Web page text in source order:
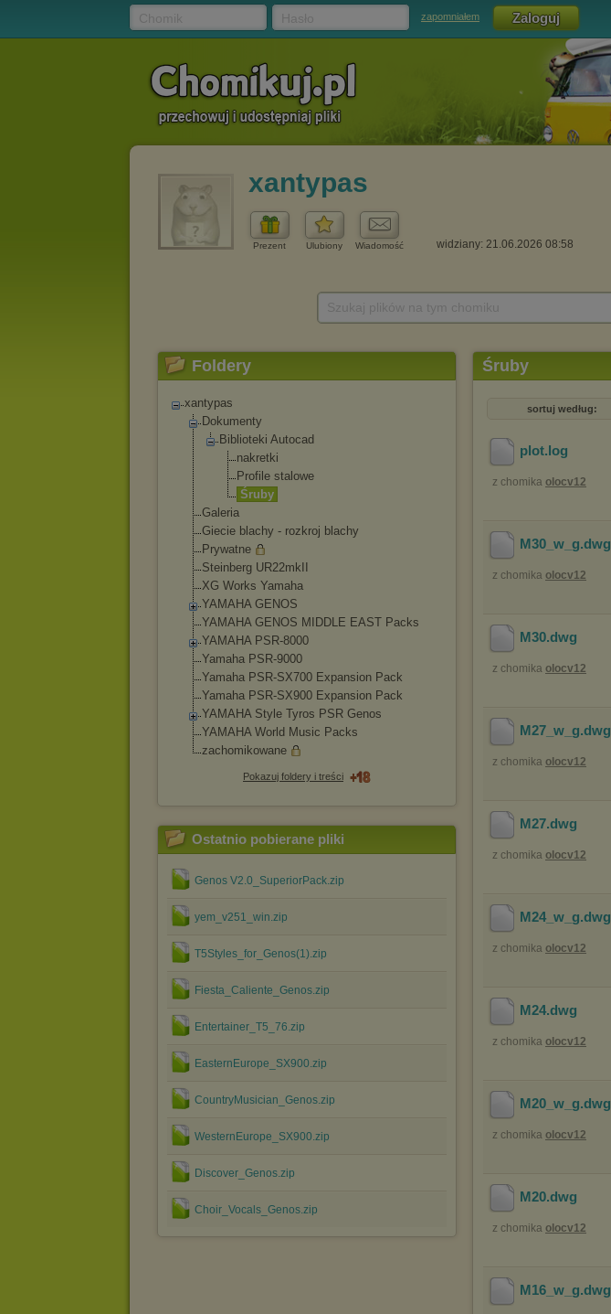
zapomniałem
xantypas
Prezent Ulubiony Wiadomość widziany: 21.06.2026 08:58
Foldery
xantypas
Dokumenty
Biblioteki Autocad
nakretki
Profile stalowe
Śruby
Galeria
Giecie blachy - rozkroj blachy
Prywatne
Steinberg UR22mkII
XG Works Yamaha
YAMAHA GENOS
YAMAHA GENOS MIDDLE EAST Packs
YAMAHA PSR-8000
Yamaha PSR-9000
Yamaha PSR-SX700 Expansion Pack
Yamaha PSR-SX900 Expansion Pack
YAMAHA Style Tyros PSR Genos
YAMAHA World Music Packs
zachomikowane
Pokazuj foldery i treści
Ostatnio pobierane pliki
Genos V2.0_SuperiorPack.zip
yem_v251_win.zip
T5Styles_for_Genos(1).zip
Fiesta_Caliente_Genos.zip
Entertainer_T5_76.zip
EasternEurope_SX900.zip
CountryMusician_Genos.zip
WesternEurope_SX900.zip
Discover_Genos.zip
Choir_Vocals_Genos.zip
Śruby
sortuj według:
plot.log
z chomika olocv12
M30_w_g.dwg
z chomika olocv12
M30.dwg
z chomika olocv12
M27_w_g.dwg
z chomika olocv12
M27.dwg
z chomika olocv12
M24_w_g.dwg
z chomika olocv12
M24.dwg
z chomika olocv12
M20_w_g.dwg
z chomika olocv12
M20.dwg
z chomika olocv12
M16_w_g.dwg